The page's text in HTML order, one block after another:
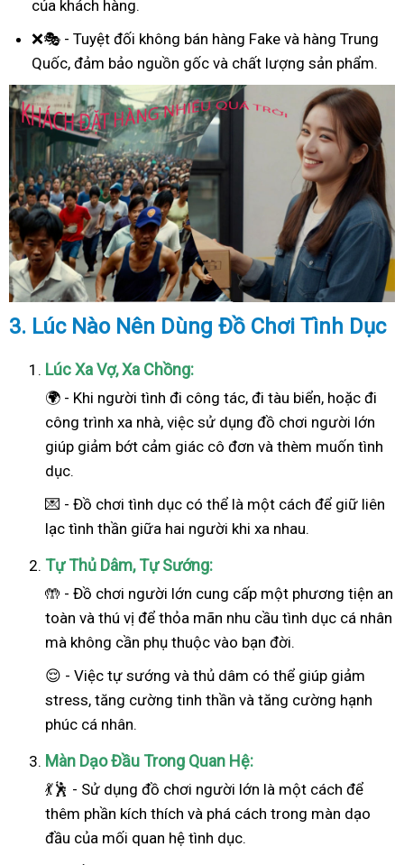
của khách hàng.
❌🎭 - Tuyệt đối không bán hàng Fake và hàng Trung
Quốc, đảm bảo nguồn gốc và chất lượng sản phẩm.
3. Lúc Nào Nên Dùng Đồ Chơi Tình Dục
Lúc Xa Vợ, Xa Chồng:
🌍 - Khi người tình đi công tác, đi tàu biển, hoặc đi
công trình xa nhà, việc sử dụng đồ chơi người lớn
giúp giảm bớt cảm giác cô đơn và thèm muốn tình
dục.
💌 - Đồ chơi tình dục có thể là một cách để giữ liên
lạc tình thần giữa hai người khi xa nhau.
Tự Thủ Dâm, Tự Sướng:
🤲 - Đồ chơi người lớn cung cấp một phương tiện an
toàn và thú vị để thỏa mãn nhu cầu tình dục cá nhân
mà không cần phụ thuộc vào bạn đời.
😌 - Việc tự sướng và thủ dâm có thể giúp giảm
stress, tăng cường tinh thần và tăng cường hạnh
phúc cá nhân.
Màn Dạo Đầu Trong Quan Hệ:
💃🕺 - Sử dụng đồ chơi người lớn là một cách để
thêm phần kích thích và phá cách trong màn dạo
đầu của mối quan hệ tình dục.